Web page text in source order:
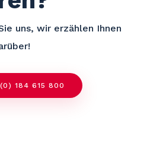
uns, wir erzählen Ihnen
(0) 184 615 800